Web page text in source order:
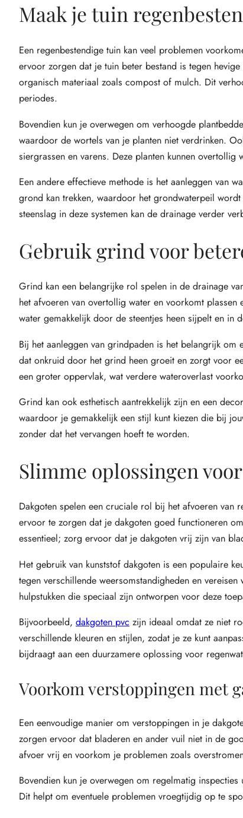
Maak je tuin
Een regenbestendige tuin kan veel problemen
ervoor zorgen dat je tuin beter bestand is tegen
organisch materiaal zoals compost of mulch. Dit
periodes.
Bovendien kun je overwegen om verhoogde
waardoor de wortels van je planten niet verdrinken.
siergrassen en varens. Deze planten kunnen
Een andere effectieve methode is het aanleggen van
grond kan trekken, waardoor het grondwaterpeil
steenslag in deze systemen kan de drainage verder
Gebruik grind voor
Grind kan een belangrijke rol spelen in de drainage
het afvoeren van overtollig water en voorkomt
water gemakkelijk door de steentjes heen sijpelt en in
Bij het aanleggen van grindpaden is het belangrijk
dat onkruid door het grind heen groeit en zorgt voor
een groter oppervlak, wat verdere wateroverlast
Grind kan ook esthetisch aantrekkelijk zijn en een
waardoor je gemakkelijk een stijl kunt kiezen die bij
zonder dat het vervangen hoeft te worden.
Slimme oplossingen
Dakgoten spelen een cruciale rol bij het afvoeren
ervoor te zorgen dat je dakgoten goed functioneren
essentieel; zorg ervoor dat je dakgoten vrij zijn van
Het gebruik van kunststof dakgoten is een populaire
tegen verschillende weersomstandigheden en
hulpstukken die speciaal zijn ontworpen voor deze
Bijvoorbeeld, dakgoten pvc zijn ideaal omdat ze niet
verschillende kleuren en stijlen, zodat je ze kunt
bijdraagt aan een duurzamere oplossing voor
Voorkom verstoppingen met
Een eenvoudige manier om verstoppingen in je
zorgen ervoor dat bladeren en ander vuil niet in de
afvoer vrij en voorkom je problemen zoals
Bovendien kun je overwegen om regelmatig
Dit helpt om eventuele problemen vroegtijdig op te